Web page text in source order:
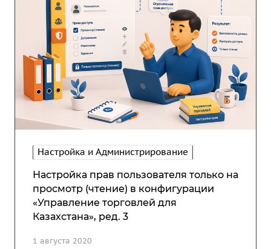
Настройка и Администрирование
1 августа 2020
Настройка прав пользователя только на
просмотр (чтение) в конфигурации
«Управление торговлей для
Казахстана», ред. 3